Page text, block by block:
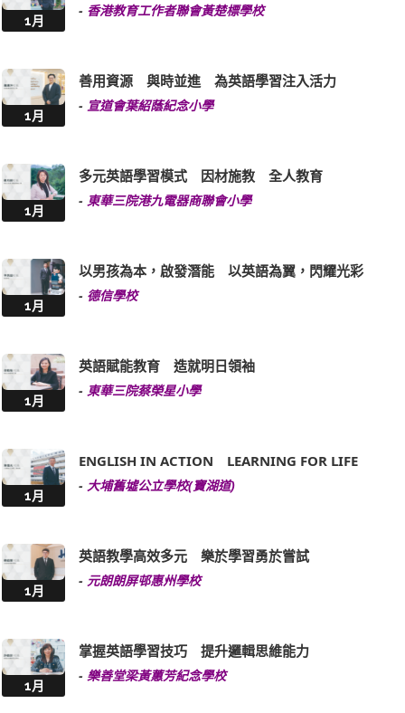
1月
- 香港教育工作者聯會黃楚標學校
1月
善用資源 與時並進 為英語學習注入活力
- 宣道會葉紹蔭紀念小學
1月
多元英語學習模式 因材施教 全人教育
- 東華三院港九電器商聯會小學
1月
以男孩為本，啟發潛能 以英語為翼，閃耀光彩
- 德信學校
1月
英語賦能教育 造就明日領袖
- 東華三院蔡榮星小學
1月
ENGLISH IN ACTION LEARNING FOR LIFE
- 大埔舊墟公立學校(寶湖道)
1月
英語教學高效多元 樂於學習勇於嘗試
- 元朗朗屏邨惠州學校
1月
掌握英語學習技巧 提升邏輯思維能力
- 樂善堂梁黃蕙芳紀念學校